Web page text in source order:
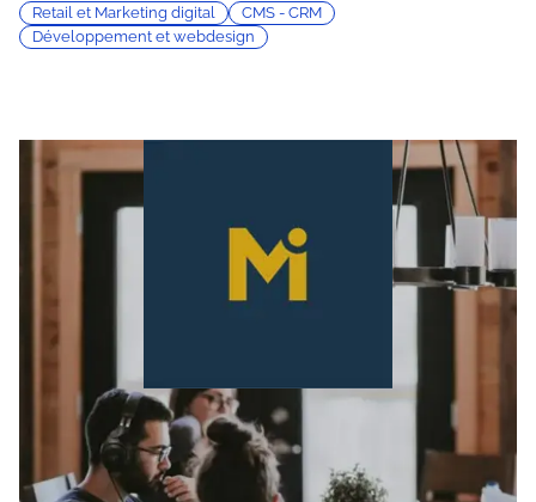
Retail et Marketing digital
CMS - CRM
Développement et webdesign